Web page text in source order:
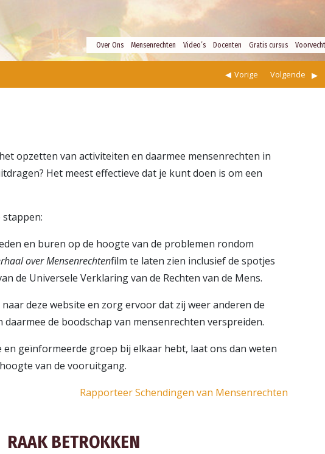
Over Ons Mensenrechten Video’s Docenten Gratis cursus
Volgende
Vorige
opzetten van activiteiten en daarmee mensenrechten in
Het meest effectieve dat je kunt doen is om een
stappen:
en buren op de hoogte van de problemen rondom
over Mensenrechtenfilm te laten zien inclusief de spotjes
de Universele Verklaring van de Rechten van de Mens.
deze website en zorg ervoor dat zij weer anderen de
daarmee de boodschap van mensenrechten verspreiden.
en geïnformeerde groep bij elkaar hebt, laat ons dan weten
van de vooruitgang.
Rapporteer Schendingen van Mensenrechten
RAAK BETROKKEN